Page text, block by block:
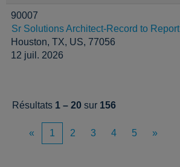
90007
Sr Solutions Architect-Record to Report
Houston, TX, US, 77056
12 juil. 2026
Résultats 1 – 20 sur 156
« 1 2 3 4 5 »